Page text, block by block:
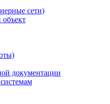
сети)
документации